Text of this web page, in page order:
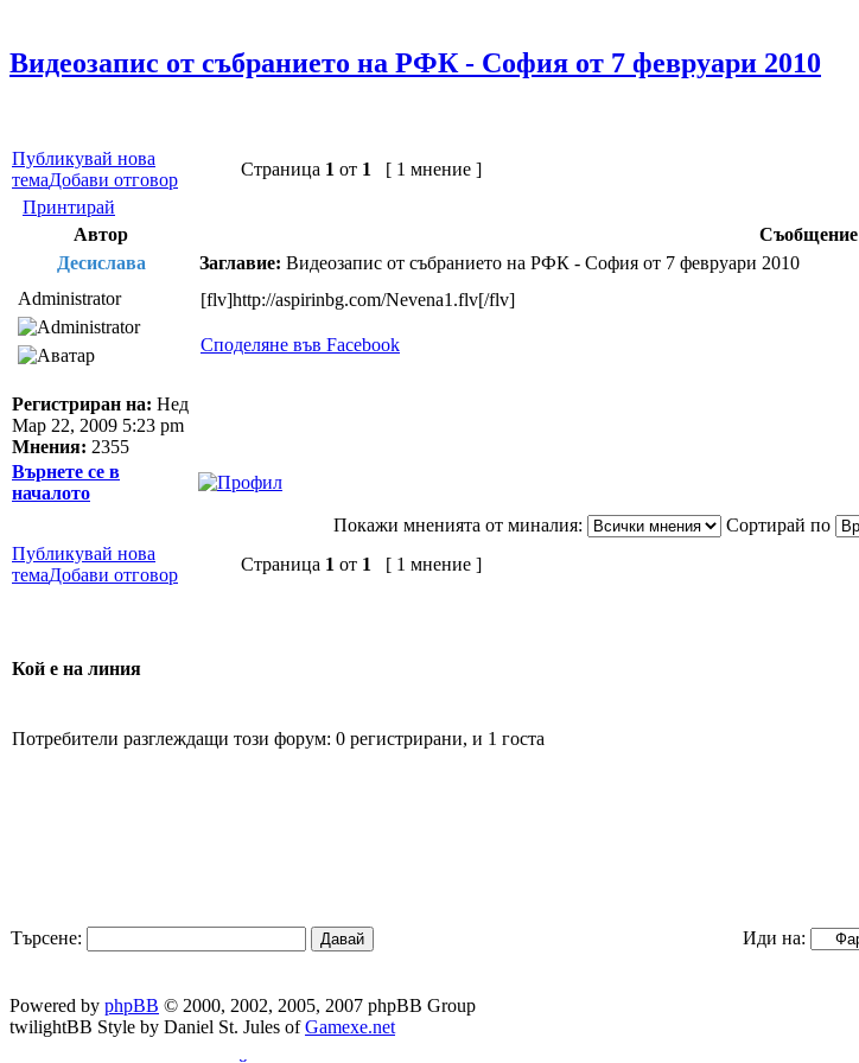
Видеозапис от събранието на РФК - София от 7 февруари 2010
Публикувай нова
темаДобави отговор
Страница 1 от 1
[ 1 мнение ]
Принтирай
Автор
Съобщение
Десислава
Заглавие: Видеозапис от събранието на РФК - София от 7 февруари 2010
Administrator
Регистриран на: Нед
Мар 22, 2009 5:23 pm
Мнения: 2355
[flv]http://aspirinbg.com/Nevena1.flv[/flv]
Споделяне във Facebook
Върнете се в
началото
Покажи мненията от миналия:
Сортирай по
Публикувай нова
темаДобави отговор
Страница 1 от 1 [ 1 мнение ]
Кой е на линия
Потребители разглеждащи този форум: 0 регистрирани, и 1 госта
Търсене: Иди на:
Powered by phpBB © 2000, 2002, 2005, 2007 phpBB Group
twilightBB Style by Daniel St. Jules ofGamexe.net